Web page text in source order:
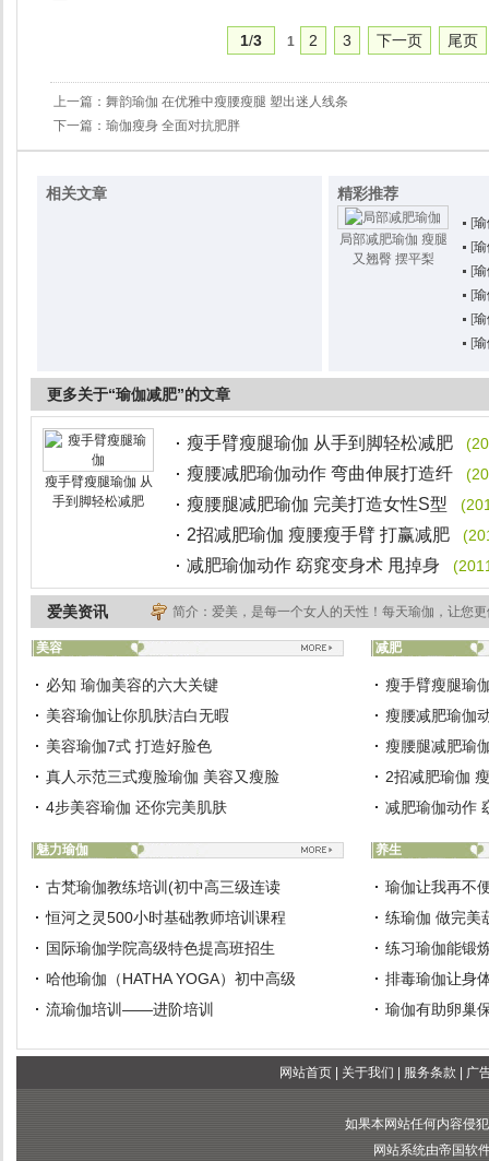
1/3 1 2 3 下一页 尾页
上一篇： 舞韵瑜伽 在优雅中瘦腰瘦腿 塑出迷人线条
下一篇： 瑜伽瘦身 全面对抗肥胖
相关文章 精彩推荐
局部减肥瑜伽 瘦腿
又翘臀 摆平梨
[
[
[
[
[
[
更多关于“瑜伽减肥”的文章
瘦手臂瘦腿瑜伽 从
手到脚轻松减肥
瘦手臂瘦腿瑜伽 从手到脚轻松减肥
瘦腰减肥瑜伽动作 弯曲伸展打造纤
瘦腰腿减肥瑜伽 完美打造女性S型
2招减肥瑜伽 瘦腰瘦手臂 打赢减肥
减肥瑜伽动作 窈窕变身术 甩掉身
爱美资讯 简介：爱美，是每一个女人的天性！每天瑜伽，让您
美容
必知 瑜伽美容的六大关键
美容瑜伽让你肌肤洁白无暇
美容瑜伽7式 打造好脸色
真人示范三式瘦脸瑜伽 美容又瘦脸
4步美容瑜伽 还你完美肌肤
减肥
瘦手臂瘦腿瑜
瘦腰减肥瑜伽
瘦腰腿减肥瑜
2招减肥瑜伽
减肥瑜伽动作
魅力瑜伽
古梵瑜伽教练培训(初中高三级连读
恒河之灵500小时基础教师培训课程
国际瑜伽学院高级特色提高班招生
哈他瑜伽（HATHA YOGA）初中高级
流瑜伽培训——进阶培训
养生
瑜伽让我再不
练瑜伽 做完美
练习瑜伽能锻
排毒瑜伽让身
瑜伽有助卵巢
网站首页| 关于我们 服务条款 广
如果本网站任何内容侵
网站系统由帝国软